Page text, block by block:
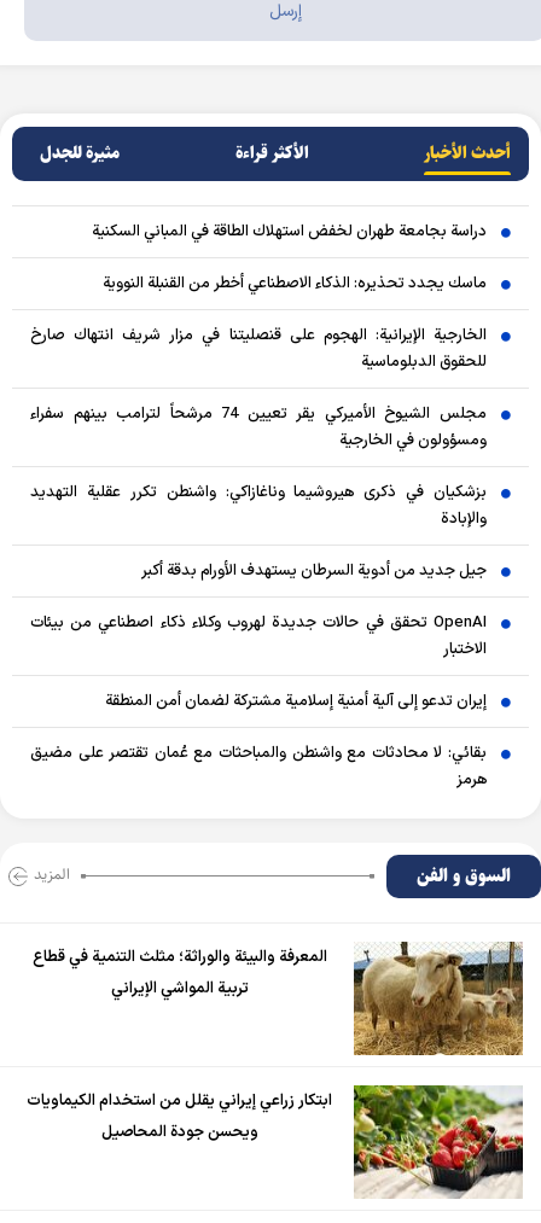
أحدث الأخبار الأکثر قراءة مثيرة للجدل
دراسة بجامعة طهران لخفض استهلاك الطاقة في المباني السكنية
ماسك يجدد تحذيره: الذكاء الاصطناعي أخطر من القنبلة النووية
الخارجية الإيرانية: الهجوم على قنصليتنا في مزار شريف انتهاك صارخ
للحقوق الدبلوماسية
مجلس الشيوخ الأميركي يقر تعيين 74 مرشحاً لترامب بينهم سفراء
ومسؤولون في الخارجية
بزشكيان في ذكرى هيروشيما وناغازاكي: واشنطن تكرر عقلية التهديد
والإبادة
جيل جديد من أدوية السرطان يستهدف الأورام بدقة أكبر
OpenAI تحقق في حالات جديدة لهروب وكلاء ذكاء اصطناعي من بيئات
الاختبار
إيران تدعو إلى آلية أمنية إسلامية مشتركة لضمان أمن المنطقة
بقائي: لا محادثات مع واشنطن والمباحثات مع عُمان تقتصر على مضيق
هرمز
السوق و الفن المزید
المعرفة والبيئة والوراثة؛ مثلث التنمية في قطاع
تربية المواشي الإيراني
ابتكار زراعي إيراني يقلل من استخدام الكيماويات
ويحسن جودة المحاصيل